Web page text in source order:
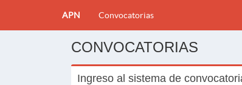
APN Convocatorias
CONVOCATORIAS
Ingreso al sistema de